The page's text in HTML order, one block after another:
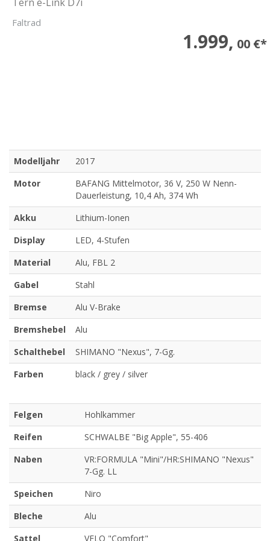
Faltrad
1.999, 00 €*
Modelljahr
2017
Motor
BAFANG Mittelmotor, 36 V, 250 W Nenn-
Dauerleistung, 10,4 Ah, 374 Wh
Akku
Lithium-Ionen
Display
LED, 4-Stufen
Material
Alu, FBL 2
Gabel
Stahl
Bremse
Alu V-Brake
Bremshebel
Alu
Schalthebel
SHIMANO "Nexus", 7-Gg.
Farben
black / grey / silver
Felgen
Hohlkammer
Reifen
SCHWALBE "Big Apple", 55-406
Naben
VR:FORMULA "Mini"/HR:SHIMANO "Nexus"
7-Gg. LL
Speichen
Niro
Bleche
Alu
Sattel
VELO "Comfort"